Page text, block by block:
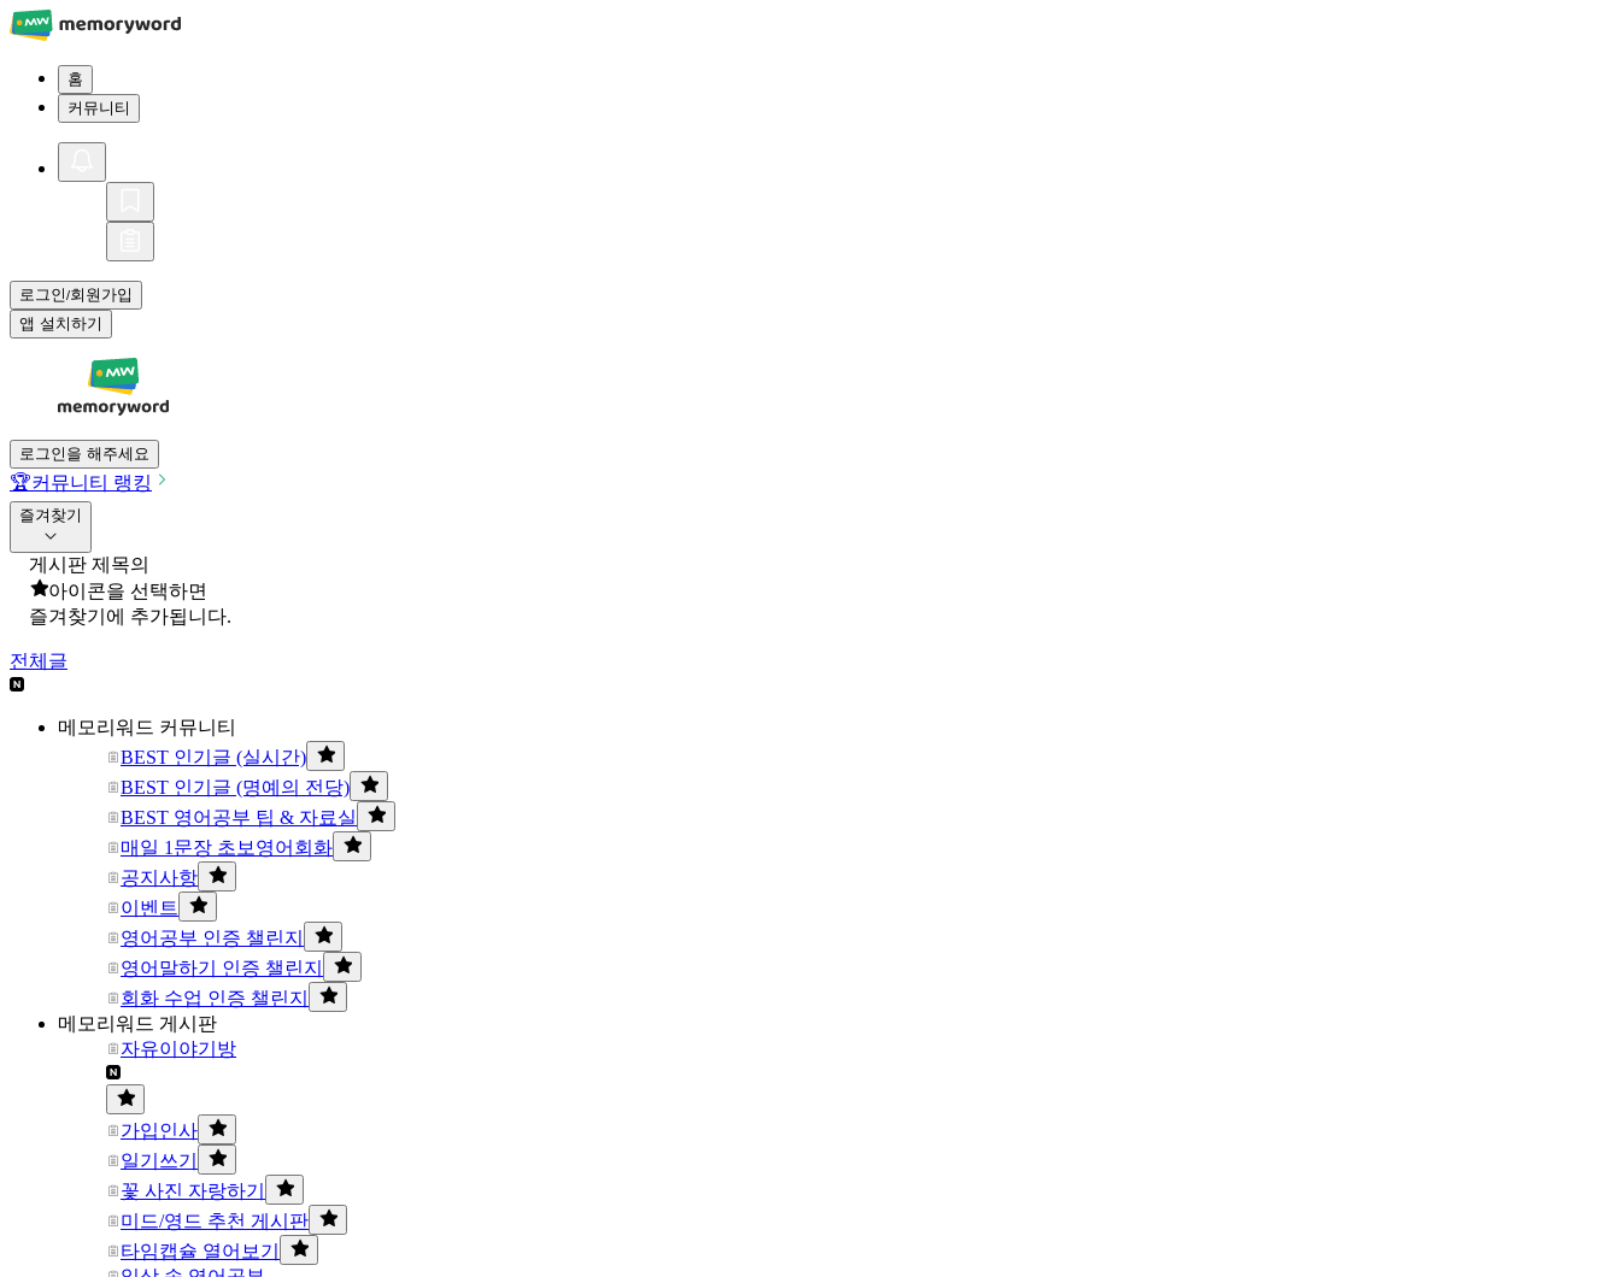
홈
커뮤니티
로그인/회원가입
앱 설치하기
로그인을 해주세요
🏆커뮤니티 랭킹
즐겨찾기
게시판 제목의
아이콘을 선택하면
즐겨찾기에 추가됩니다.
전체글
메모리워드 커뮤니티
BEST 인기글 (실시간)
BEST 인기글 (명예의 전당)
BEST 영어공부 팁 & 자료실
매일 1문장 초보영어회화
공지사항
이벤트
영어공부 인증 챌린지
영어말하기 인증 챌린지
회화 수업 인증 챌린지
메모리워드 게시판
자유이야기방
가입인사
일기쓰기
꽃 사진 자랑하기
미드/영드 추천 게시판
타임캡슐 열어보기